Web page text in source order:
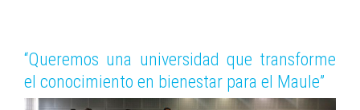
“Queremos una universidad que transforme
el conocimiento en bienestar para el Maule”